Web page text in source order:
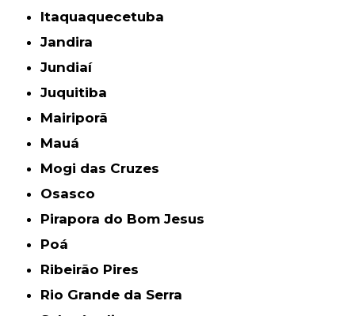
Itaquaquecetuba
Jandira
Jundiaí
Juquitiba
Mairiporã
Mauá
Mogi das Cruzes
Osasco
Pirapora do Bom Jesus
Poá
Ribeirão Pires
Rio Grande da Serra